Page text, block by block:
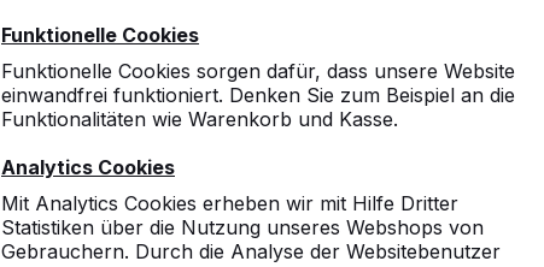
Funktionelle Cookies
Funktionelle Cookies sorgen dafür, dass unsere Website
einwandfrei funktioniert. Denken Sie zum Beispiel an die
Funktionalitäten wie Warenkorb und Kasse.
Analytics Cookies
Mit Analytics Cookies erheben wir mit Hilfe Dritter
Statistiken über die Nutzung unseres Webshops von
Gebrauchern. Durch die Analyse der Websitebenutzer
Betrieb" genommen.